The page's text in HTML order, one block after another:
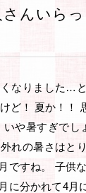
んいら
なりました…
ど！ 夏か！！
いや暑すぎで
れの暑さはと
ですね。 子供
に分かれて4月